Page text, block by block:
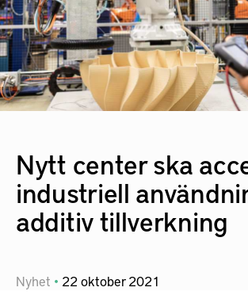
Nytt center ska
industriell
additiv tillverkning
Nyhet 22oktober 2021